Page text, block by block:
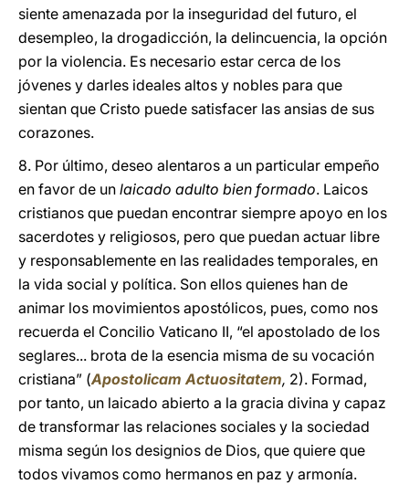
siente amenazada por la inseguridad del futuro, el
desempleo, la drogadicción, la delincuencia, la opción
por la violencia. Es necesario estar cerca de los
jóvenes y darles ideales altos y nobles para que
sientan que Cristo puede satisfacer las ansias de sus
corazones.
8. Por último, deseo alentaros a un particular empeño
en favor de un laicado adulto bien formado. Laicos
cristianos que puedan encontrar siempre apoyo en los
sacerdotes y religiosos, pero que puedan actuar libre
y responsablemente en las realidades temporales, en
la vida social y política. Son ellos quienes han de
animar los movimientos apostólicos, pues, como nos
recuerda el Concilio Vaticano II, “el apostolado de los
seglares... brota de la esencia misma de su vocación
cristiana” (Apostolicam Actuositatem, 2). Formad,
por tanto, un laicado abierto a la gracia divina y capaz
de transformar las relaciones sociales y la sociedad
misma según los designios de Dios, que quiere que
todos vivamos como hermanos en paz y armonía.